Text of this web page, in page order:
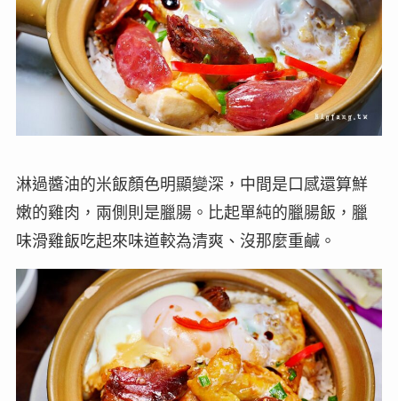
淋過醬油的米飯顏色明顯變深，中間是口感還算鮮
嫩的雞肉，兩側則是臘腸。比起單純的臘腸飯，臘
味滑雞飯吃起來味道較為清爽、沒那麼重鹹。